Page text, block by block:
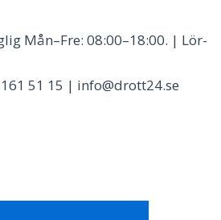
Mån–Fre: 08:00–18:00. | Lör-
51 15 | info@drott24.se